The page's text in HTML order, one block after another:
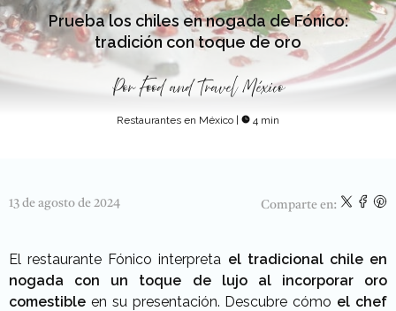
Prueba los chiles en nogada de Fónico:
tradición con toque de oro
Por Food and Travel México
Restaurantes en México | 4 min
13 de agosto de 2024 Comparte en:
El restaurante Fónico interpreta el tradicional chile en
nogada con un toque de lujo al
incorporar oro
comestible en su presentación. Descubre cómo el chef